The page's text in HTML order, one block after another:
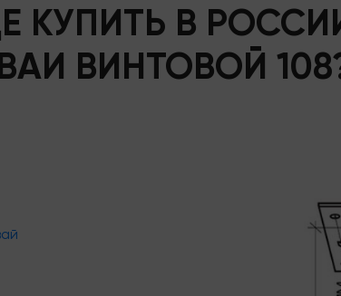
КУПИТЬ В
ВИНТОВОЙ